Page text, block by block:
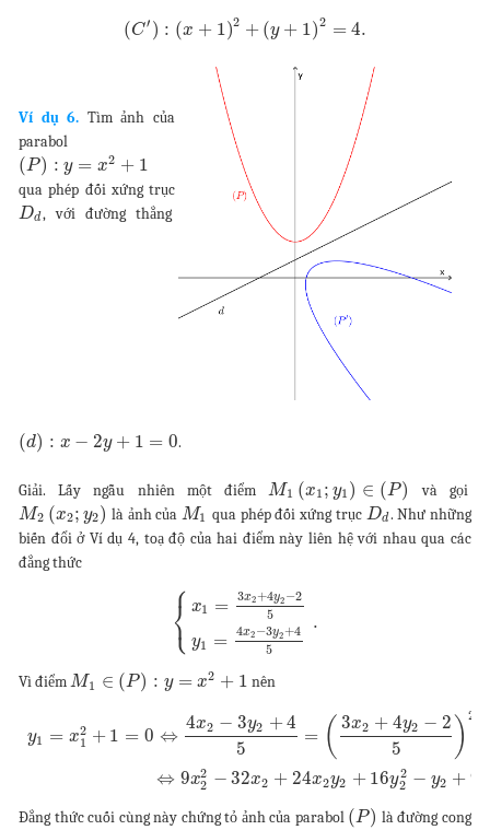
(C′ ) : (x + 1)2 + (y + 1)2 = 4.
Ví dụ 6. Tìm ảnh của
parabol
(P) : y = x2 + 1
qua phép đối xứng trục
Dd, với đường thẳng
(d) : x − 2y + 1 = 0.
Giải. Lấy ngẫu nhiên một điểmM1 (x1 ; y1 ) ∈ (P) và gọi
M2 (x2; y2) là ảnh của M1 qua phép đối xứng trục Dd. Như những
biến đổi ở Ví dụ 4, toạ độ của hai điểm này liên hệ với nhau qua các
đẳng thức
⎧
⎩
⎨ x1 = 3x2+4y2 −2
5
y1 = 4x2 −3y2+4
5
.
Vì điểmM1 ∈ (P) : y = x2 + 1 nên
y1 = x2
1 + 1 = 0 ⇔
4x2 − 3y2 +4
5
= ( 3x2 + 4y2 − 2
5
) 2
⇔ 9x2
2 − 32x2 + 24x2y2 + 16y2
2 − y2 + 9
Đẳng thức cuối cùng này chứng tỏ ảnh của parabol (P) là đường cong